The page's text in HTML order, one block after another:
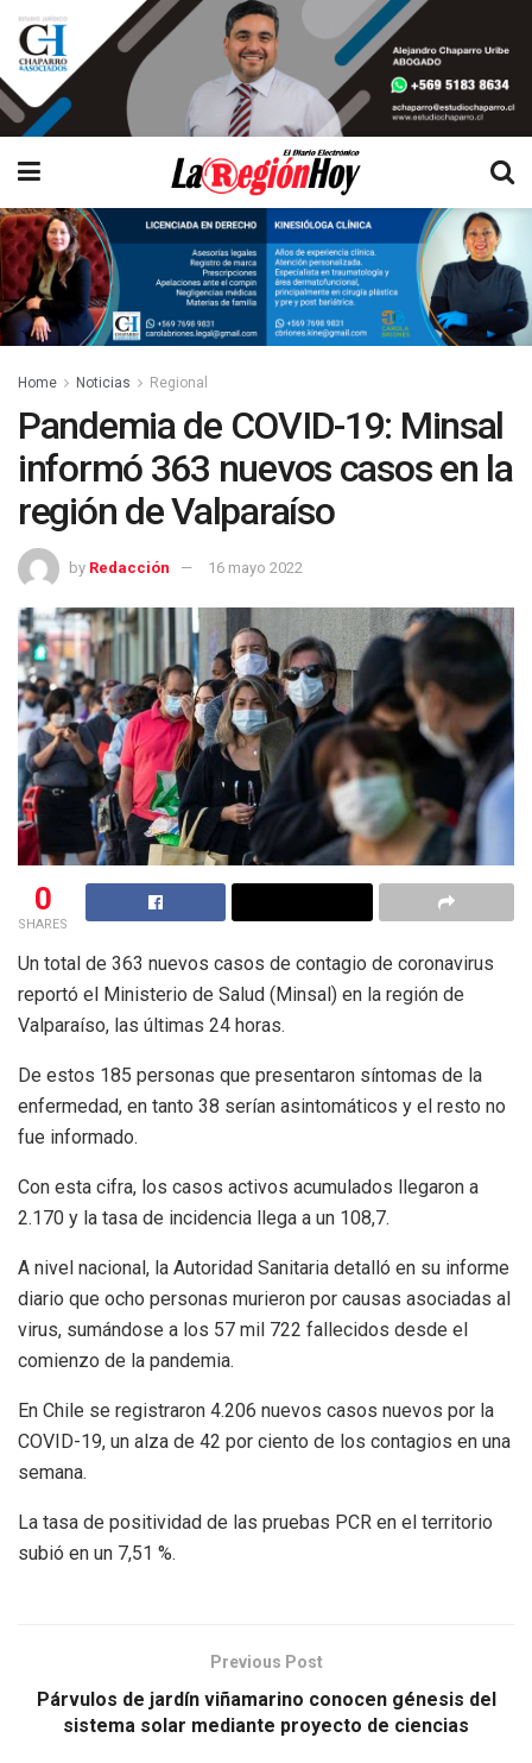
Home Noticias Regional
Pandemia de COVID-19: Minsal
informó 363 nuevos casos en la
región de Valparaíso
by Redacción 16 mayo 2022
0
SHARES
Un total de 363 nuevos casos de contagio de coronavirus
reportó el Ministerio de Salud (Minsal) en la región de
Valparaíso, las últimas 24 horas.
De estos 185 personas que presentaron síntomas de la
enfermedad, en tanto 38 serían asintomáticos y el resto no
fue informado.
Con esta cifra, los casos activos acumulados llegaron a
2.170 y la tasa de incidencia llega a un 108,7.
A nivel nacional, la Autoridad Sanitaria detalló en su informe
diario que ocho personas murieron por causas asociadas al
virus, sumándose a los 57 mil 722 fallecidos desde el
comienzo de la pandemia.
En Chile se registraron 4.206 nuevos casos nuevos por la
COVID-19, un alza de 42 por ciento de los contagios en una
semana.
La tasa de positividad de las pruebas PCR en el territorio
subió en un 7,51 %.
Previous Post
Párvulos de jardín viñamarino conocen génesis del
sistema solar mediante proyecto de ciencias